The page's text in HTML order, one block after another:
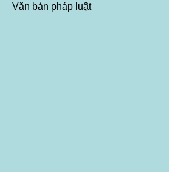
Văn bản pháp luật